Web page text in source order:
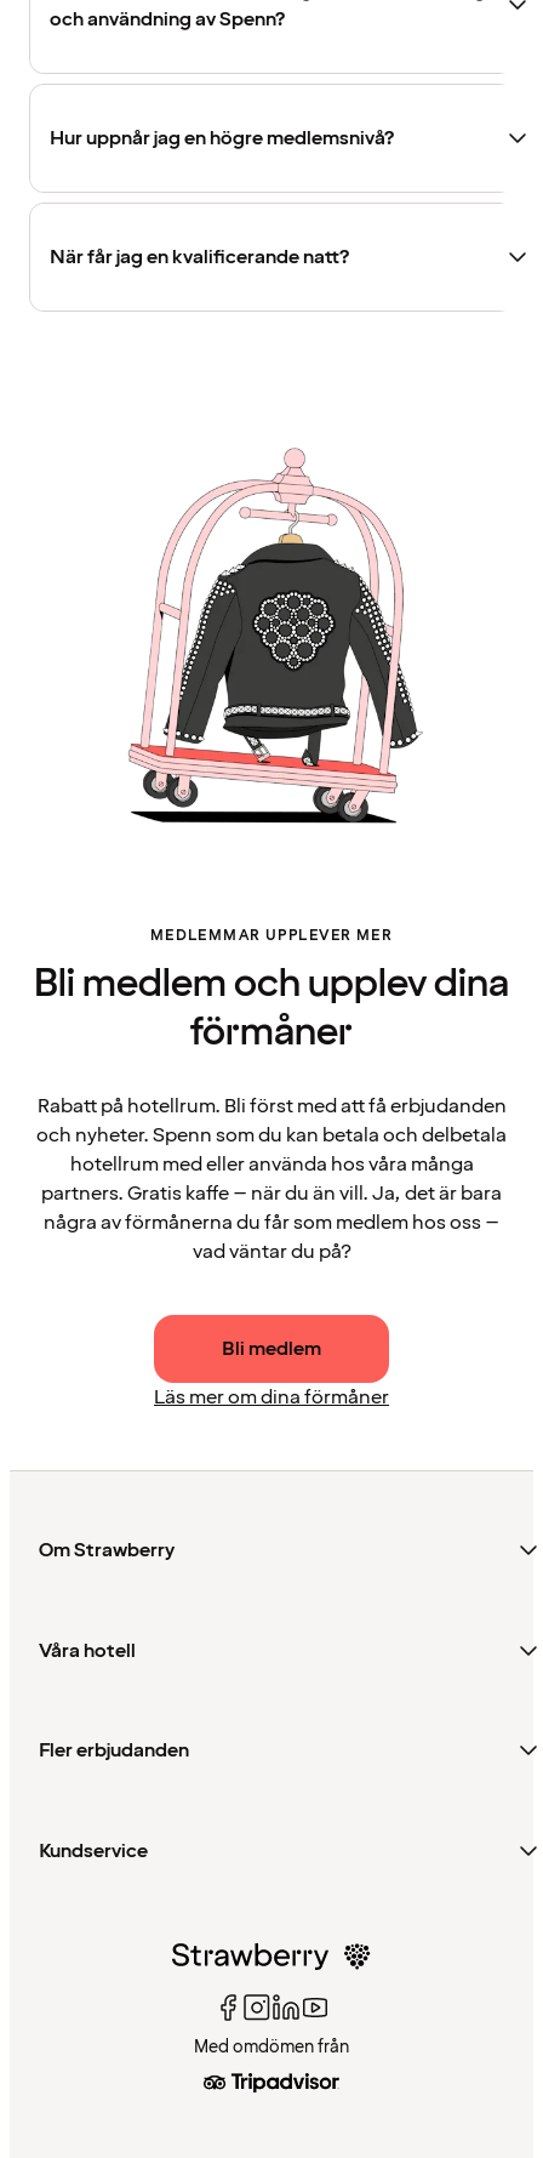
och användning av Spenn?
Hur uppnår jag en högre medlemsnivå?
När får jag en kvalificerande natt?
MEDLEMMAR UPPLEVER MER
Bli medlem och upplev dina
förmåner
Rabatt på hotellrum. Bli först med att få erbjudanden
och nyheter. Spenn som du kan betala och delbetala
hotellrum med eller använda hos våra många
partners. Gratis kaffe – när du än vill. Ja, det är bara
några av förmånerna du får som medlem hos oss –
vad väntar du på?
Bli medlem
Läs mer om dina förmåner
Om Strawberry
Våra hotell
Fler erbjudanden
Kundservice
Med omdömen från